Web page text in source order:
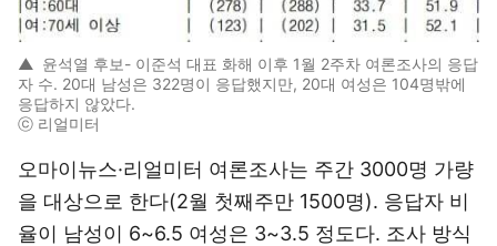
▲ 윤석열 후보- 이준석 대표 화해 이후 1월 2주차 여론조사의 응답
자 수. 20대 남성은 322명이 응답했지만, 20대 여성은 104명밖에
응답하지 않았다.
ⓒ 리얼미터
오마이뉴스·리얼미터 여론조사는 주간 3000명 가량
을 대상으로 한다(2월 첫째주만 1500명). 응답자 비
율이 남성이 6~6.5 여성은 3~3.5 정도다. 조사 방식